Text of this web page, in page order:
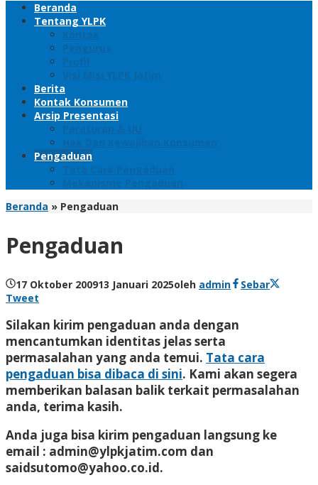
Beranda
Tentang YLPK
Kontak
Pengurus
Profil
Visi Misi YLPK Jatim
Berita
Kontak Konsumen
Arsip Presentasi
Peraturan & UU
Hak Dan Kewajiban Konsumen
Pengaduan
Tata Cara Pengaduan
Mekanisme Pengaduan
Beranda » Pengaduan
Pengaduan
17 Oktober 200913 Januari 2025oleh admin
Sebar
Tweet
Silakan kirim pengaduan anda dengan
mencantumkan identitas jelas serta
permasalahan yang anda temui. Tata cara
pengaduan bisa dibaca di sini. Kami akan segera
memberikan balasan balik terkait permasalahan
anda, terima kasih.
Anda juga bisa kirim pengaduan langsung ke
email : admin@ylpkjatim.com dan
saidsutomo@yahoo.co.id.